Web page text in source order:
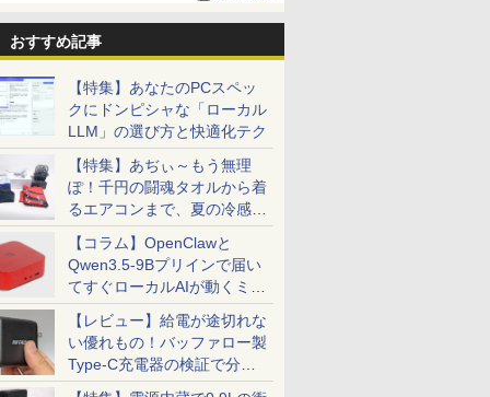
おすすめ記事
【特集】あなたのPCスペッ
クにドンピシャな「ローカル
LLM」の選び方と快適化テク
【特集】あぢぃ～もう無理
ぽ！千円の闘魂タオルから着
るエアコンまで、夏の冷感グ
ッズ一挙紹介
【コラム】OpenClawと
Qwen3.5-9Bプリインで届い
てすぐローカルAIが動くミニ
PC「SER9 Pro」
【レビュー】給電が途切れな
い優れもの！バッファロー製
Type-C充電器の検証で分か
ったこと